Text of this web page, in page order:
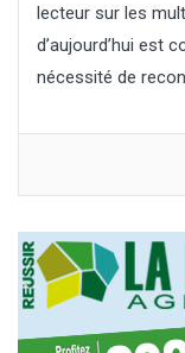
lecteur sur les
d’aujourd’hui est
nécessité de